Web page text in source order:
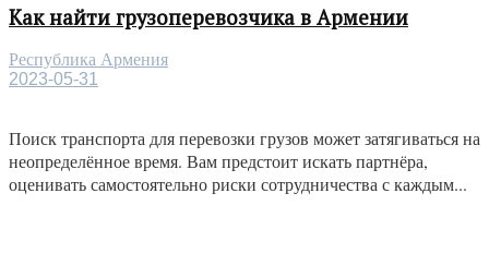
Как найти грузоперевозчика в Армении
Республика Армения
2023-05-31
Поиск транспорта для перевозки грузов может затягиваться на
неопределённое время. Вам предстоит искать партнёра,
оценивать самостоятельно риски сотрудничества с каждым...